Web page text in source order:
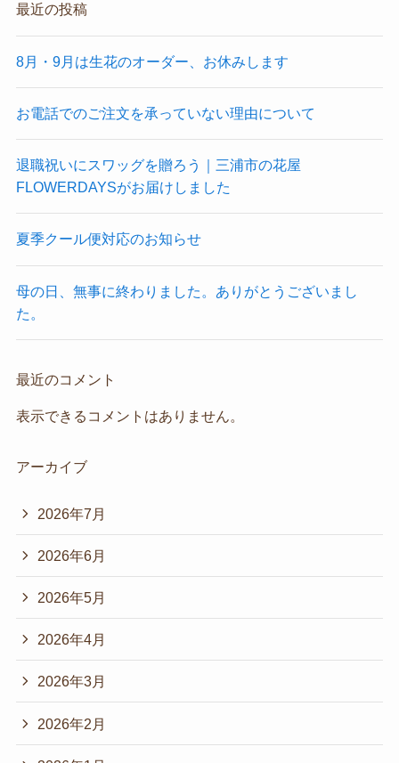
最近の投稿
8月・9月は生花のオーダー、お休みします
お電話でのご注文を承っていない理由について
退職祝いにスワッグを贈ろう｜三浦市の花屋
FLOWERDAYSがお届けしました
夏季クール便対応のお知らせ
母の日、無事に終わりました。ありがとうございまし
た。
最近のコメント
表示できるコメントはありません。
アーカイブ
2026年7月
2026年6月
2026年5月
2026年4月
2026年3月
2026年2月